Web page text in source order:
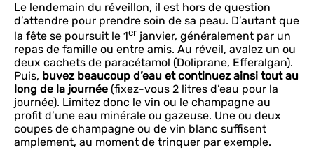
Le lendemain du réveillon, il est hors de question
d’attendre pour prendre soin de sa peau. D’autant que
la fête se poursuit le 1er janvier, généralement par un
repas de famille ou entre amis. Au réveil, avalez un ou
deux cachets de paracétamol (Doliprane, Efferalgan).
Puis, buvez beaucoup d’eau et continuez ainsi tout au
long de la journée (fixez-vous 2 litres d’eau pour la
journée). Limitez donc le vin ou le champagne au
profit d’une eau minérale ou gazeuse. Une ou deux
coupes de champagne ou de vin blanc suffisent
amplement, au moment de trinquer par exemple.